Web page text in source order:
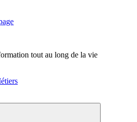
tout au long de la vie